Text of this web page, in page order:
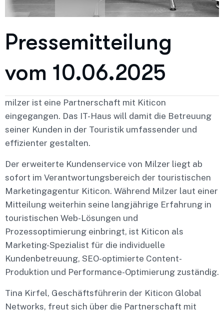
Pressemitteilung
vom 10.06.2025
milzer ist eine Partnerschaft mit Kiticon
eingegangen. Das IT-Haus will damit die Betreuung
seiner Kunden in der Touristik umfassender und
effizienter gestalten.
Der erweiterte Kundenservice von Milzer liegt ab
sofort im Verantwortungsbereich der touristischen
Marketingagentur Kiticon. Während Milzer laut einer
Mitteilung weiterhin seine langjährige Erfahrung in
touristischen Web-Lösungen und
Prozessoptimierung einbringt, ist Kiticon als
Marketing-Spezialist für die individuelle
Kundenbetreuung, SEO-optimierte Content-
Produktion und Performance-Optimierung zuständig.
Tina Kirfel, Geschäftsführerin der Kiticon Global
Networks, freut sich über die Partnerschaft mit